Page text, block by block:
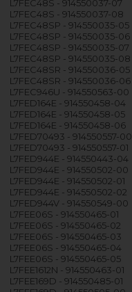
L7FEC48S - 914550037-07
L7FEC48S - 914550037-08
L7FEC48SP - 914550035-05
L7FEC48SP - 914550035-06
L7FEC48SP - 914550035-07
L7FEC48SP - 914550035-08
L7FEC48SR - 914550036-05
L7FEC48SR - 914550036-06
L7FEC946U - 914550563-00
L7FED164E - 914550458-04
L7FED164E - 914550458-05
L7FED164E - 914550458-06
L7FED70493 - 914550557-00
L7FED70493 - 914550557-01
L7FED944E - 914550443-04
L7FED944E - 914550502-00
L7FED944E - 914550502-01
L7FED944E - 914550502-02
L7FED944V - 914550549-00
L7FEE06S - 914550465-01
L7FEE06S - 914550465-02
L7FEE06S - 914550465-03
L7FEE06S - 914550465-04
L7FEE06S - 914550465-05
L7FEE1612N - 914550463-01
L7FEE169D - 914550485-01